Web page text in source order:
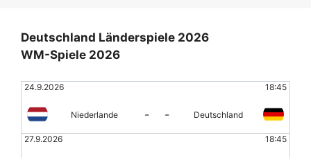
Deutschland Länderspiele 2026
WM-Spiele 2026
24.9.2026 18:45
Niederlande - - Deutschland
27.9.2026 18:45